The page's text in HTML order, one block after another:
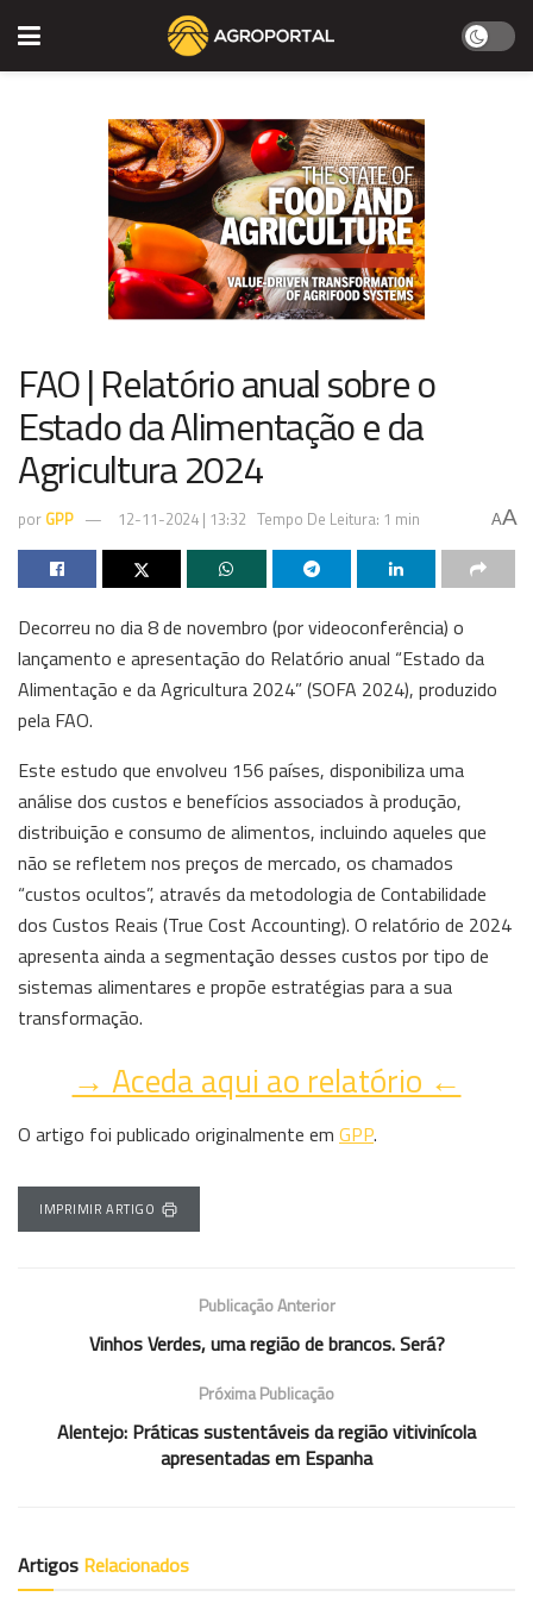
FAO | Relatório anual sobre o
Estado da Alimentação e da
Agricultura 2024
por GPP 12-11-2024 | 13:32 Tempo De Leitura: 1 min AA
Decorreu no dia 8 de novembro (por videoconferência) o
lançamento e apresentação do Relatório anual “Estado da
Alimentação e da Agricultura 2024” (SOFA 2024), produzido
pela FAO.
Este estudo que envolveu 156 países, disponibiliza uma
análise dos custos e benefícios associados à produção,
distribuição e consumo de alimentos, incluindo aqueles que
não se refletem nos preços de mercado, os chamados
“custos ocultos”, através da metodologia de Contabilidade
dos Custos Reais (True Cost Accounting). O relatório de 2024
apresenta ainda a segmentação desses custos por tipo de
sistemas alimentares e propõe estratégias para a sua
transformação.
→ Aceda aqui ao relatório ←
O artigo foi publicado originalmente em GPP.
IMPRIMIR ARTIGO
Publicação Anterior
Vinhos Verdes, uma região de brancos. Será?
Próxima Publicação
Alentejo: Práticas sustentáveis da região vitivinícola
apresentadas em Espanha
Artigos Relacionados